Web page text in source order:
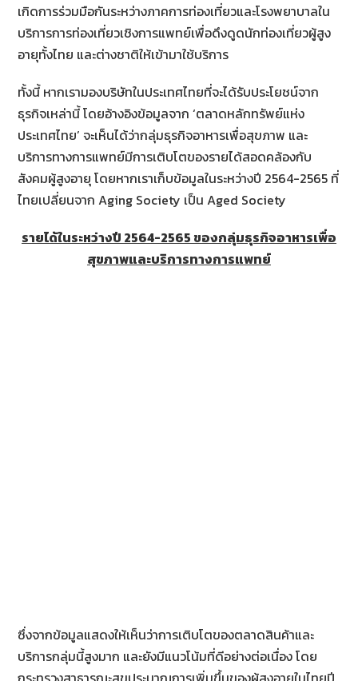
เกิดการร่วมมือกันระหว่างภาคการท่องเที่ยวและโรงพยาบาลใน
บริการการท่องเที่ยวเชิงการแพทย์เพื่อดึงดูดนักท่องเที่ยวผู้สูง
อายุทั้งไทย และต่างชาติให้เข้ามาใช้บริการ
ทั้งนี้ หากเรามองบริษัทในประเทศไทยที่จะได้รับประโยชน์จาก
ธุรกิจเหล่านี้ โดยอ้างอิงข้อมูลจาก ‘ตลาดหลักทรัพย์แห่ง
ประเทศไทย’ จะเห็นได้ว่ากลุ่มธุรกิจอาหารเพื่อสุขภาพ และ
บริการทางการแพทย์มีการเติบโตของรายได้สอดคล้องกับ
สังคมผู้สูงอายุ โดยหากเราเก็บข้อมูลในระหว่างปี 2564-2565 ที่
ไทยเปลี่ยนจาก Aging Society เป็น Aged Society
รายได้ในระหว่างปี 2564-2565 ของกลุ่มธุรกิจอาหารเพื่อ
สุขภาพและบริการทางการแพทย์
ซึ่งจากข้อมูลแสดงให้เห็นว่าการเติบโตของตลาดสินค้าและ
บริการกลุ่มนี้สูงมาก และยังมีแนวโน้มที่ดีอย่างต่อเนื่อง โดย